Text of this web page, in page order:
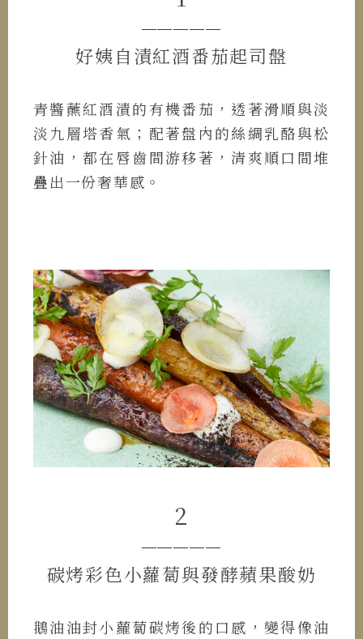
─────
好姨自漬紅酒番茄起司盤
青醬蘸紅酒漬的有機番茄，透著滑順與淡
淡九層塔香氣；配著盤內的絲綢乳酪與松
針油，都在唇齒間游移著，清爽順口間堆
疊出一份奢華感。
2
─────
碳烤彩色小蘿蔔與發酵蘋果酸奶
鵝油油封小蘿蔔碳烤後的口感，變得像油